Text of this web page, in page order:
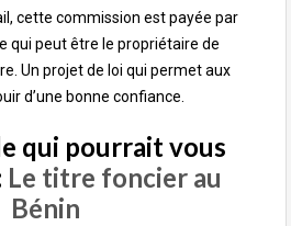
cette commission est payée par
qui peut être le propriétaire de
Un projet de loi qui permet aux
d’une bonne confiance.
qui pourrait vous
Le titre foncier au
Bénin